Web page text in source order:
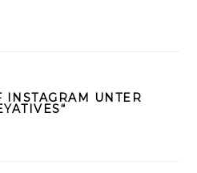
INSTAGRAM UNTER